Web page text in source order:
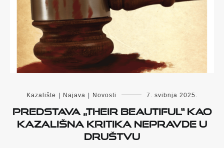
Kazalište Najava Novosti 7. svibnja 2025.
Predstava „Their Beautiful“ kao
kazališna kritika nepravde u
društvu